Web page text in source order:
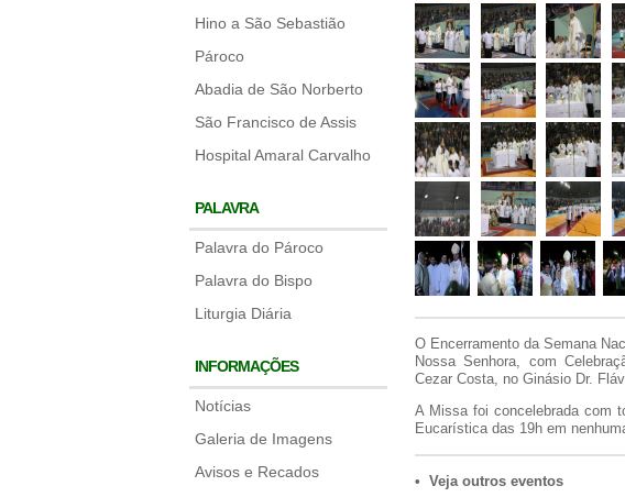
Hino a São Sebastião
Pároco
Abadia de São Norberto
São Francisco de Assis
Hospital Amaral Carvalho
PALAVRA
Palavra do Pároco
Palavra do Bispo
Liturgia Diária
INFORMAÇÕES
Notícias
Galeria de Imagens
Avisos e Recados
O Encerramento da Semana
Nossa Senhora, com
Cezar Costa, no Ginásio Dr.
A Missa foi concelebrada com
Eucarística das 19h em
• Veja outros eventos